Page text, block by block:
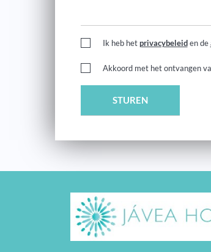
Ik heb hetprivacybeleiden de
Akkoord met het ontvangen